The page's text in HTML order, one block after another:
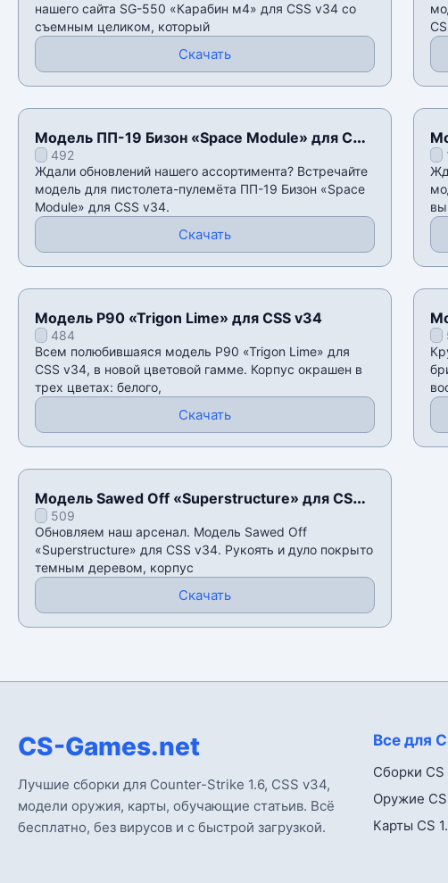
нашего сайта SG-550 «Карабин м4» для CSS v34 со
съемным целиком, который
Скачать
Модель ПП-19 Бизон «Space Module» для CSS
v34492
Ждали обновлений нашего ассортимента? Встречайте
модель для пистолета-пулемëта ПП-19 Бизон «Space
Module» для CSS v34.
Скачать
Модель P90 «Trigon Lime» для CSS v34
484
Всем полюбившаяся модель P90 «Trigon Lime» для
CSS v34, в новой цветовой гамме. Корпус окрашен в
трех цветах: белого,
Скачать
Модель Sawed Off «Superstructure» для CSS
v34509
Обновляем наш арсенал. Модель Sawed Off
«Superstructure» для CSS v34. Рукоять и дуло покрыто
темным деревом, корпус
Скачать
CS-Games.net
Лучшие сборки для Counter-Strike 1.6, CSS v34,
модели оружия, карты, обучающие статьив. Всё
бесплатно, без вирусов и с быстрой загрузкой.
Все для
Сборки CS
Оружие CS
Карты CS